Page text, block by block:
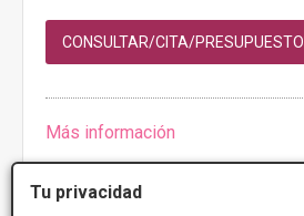
Tu privacidad
CONSULTAR/CITA/PRESUPUESTO
Más información